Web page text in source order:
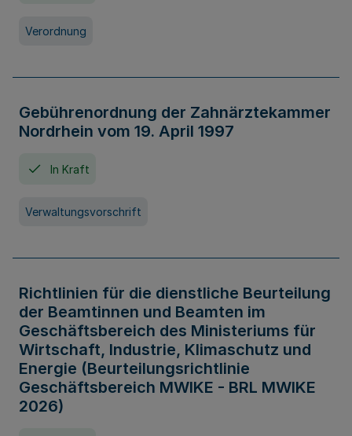
Verordnung
Gebührenordnung der Zahnärztekammer
Nordrhein vom 19. April 1997
In Kraft
Verwaltungsvorschrift
Richtlinien für die dienstliche Beurteilung
der Beamtinnen und Beamten im
Geschäftsbereich des Ministeriums für
Wirtschaft, Industrie, Klimaschutz und
Energie (Beurteilungsrichtlinie
Geschäftsbereich MWIKE - BRL MWIKE
2026)